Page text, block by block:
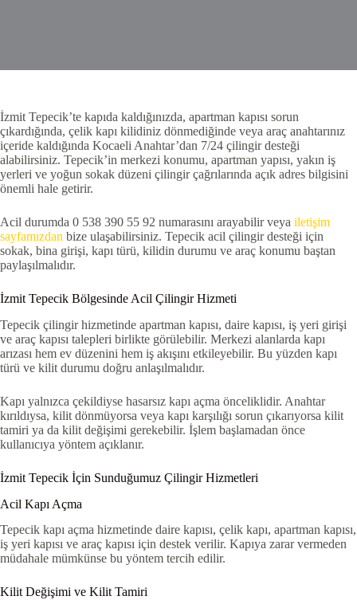
İzmit Tepecik’te kapıda kaldığınızda, apartman kapısı sorun
çıkardığında, çelik kapı kilidiniz dönmediğinde veya araç anahtarınız
içeride kaldığında Kocaeli Anahtar’dan 7/24 çilingir desteği
alabilirsiniz. Tepecik’in merkezi konumu, apartman yapısı, yakın iş
yerleri ve yoğun sokak düzeni çilingir çağrılarında açık adres bilgisini
önemli hale getirir.
Acil durumda 0 538 390 55 92 numarasını arayabilir veya iletişim
sayfamızdan bize ulaşabilirsiniz. Tepecik acil çilingir desteği için
sokak, bina girişi, kapı türü, kilidin durumu ve araç konumu baştan
paylaşılmalıdır.
İzmit Tepecik Bölgesinde Acil Çilingir Hizmeti
Tepecik çilingir hizmetinde apartman kapısı, daire kapısı, iş yeri girişi
ve araç kapısı talepleri birlikte görülebilir. Merkezi alanlarda kapı
arızası hem ev düzenini hem iş akışını etkileyebilir. Bu yüzden kapı
türü ve kilit durumu doğru anlaşılmalıdır.
Kapı yalnızca çekildiyse hasarsız kapı açma önceliklidir. Anahtar
kırıldıysa, kilit dönmüyorsa veya kapı karşılığı sorun çıkarıyorsa kilit
tamiri ya da kilit değişimi gerekebilir. İşlem başlamadan önce
kullanıcıya yöntem açıklanır.
İzmit Tepecik İçin Sunduğumuz Çilingir Hizmetleri
Acil Kapı Açma
Tepecik kapı açma hizmetinde daire kapısı, çelik kapı, apartman kapısı,
iş yeri kapısı ve araç kapısı için destek verilir. Kapıya zarar vermeden
müdahale mümkünse bu yöntem tercih edilir.
Kilit Değişimi ve Kilit Tamiri